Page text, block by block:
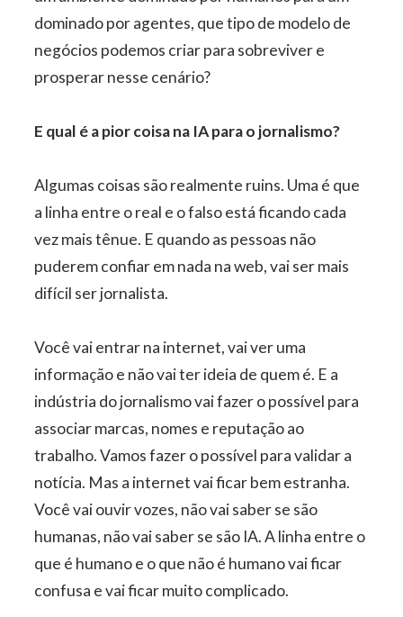
dominado por agentes, que tipo de modelo de
negócios podemos criar para sobreviver e
prosperar nesse cenário?
E qual é a pior coisa na IA para o jornalismo?
Algumas coisas são realmente ruins. Uma é que
a linha entre o real e o falso está ficando cada
vez mais tênue. E quando as pessoas não
puderem confiar em nada na web, vai ser mais
difícil ser jornalista.
Você vai entrar na internet, vai ver uma
informação e não vai ter ideia de quem é. E a
indústria do jornalismo vai fazer o possível para
associar marcas, nomes e reputação ao
trabalho. Vamos fazer o possível para validar a
notícia. Mas a internet vai ficar bem estranha.
Você vai ouvir vozes, não vai saber se são
humanas, não vai saber se são IA. A linha entre o
que é humano e o que não é humano vai ficar
confusa e vai ficar muito complicado.